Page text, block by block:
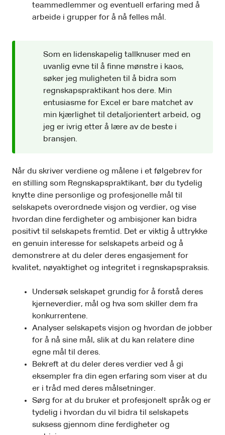
teammedlemmer og eventuell erfaring med å
arbeide i grupper for å nå felles mål.
Som en lidenskapelig tallknuser med en
uvanlig evne til å finne mønstre i kaos,
søker jeg muligheten til å bidra som
regnskapspraktikant hos dere. Min
entusiasme for Excel er bare matchet av
min kjærlighet til detaljorientert arbeid, og
jeg er ivrig etter å lære av de beste i
bransjen.
Når du skriver verdiene og målene i et følgebrev for
en stilling som Regnskapspraktikant, bør du tydelig
knytte dine personlige og profesjonelle mål til
selskapets overordnede visjon og verdier, og vise
hvordan dine ferdigheter og ambisjoner kan bidra
positivt til selskapets fremtid. Det er viktig å uttrykke
en genuin interesse for selskapets arbeid og å
demonstrere at du deler deres engasjement for
kvalitet, nøyaktighet og integritet i regnskapspraksis.
Undersøk selskapet grundig for å forstå deres
kjerneverdier, mål og hva som skiller dem fra
konkurrentene.
Analyser selskapets visjon og hvordan de jobber
for å nå sine mål, slik at du kan relatere dine
egne mål til deres.
Bekreft at du deler deres verdier ved å gi
eksempler fra din egen erfaring som viser at du
er i tråd med deres målsetninger.
Sørg for at du bruker et profesjonelt språk og er
tydelig i hvordan du vil bidra til selskapets
suksess gjennom dine ferdigheter og